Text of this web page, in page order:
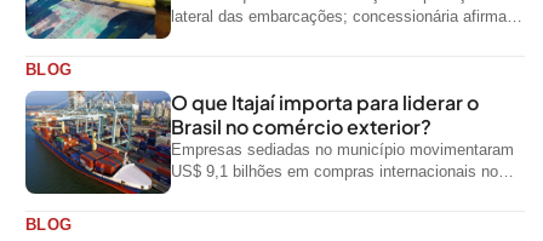
lateral das embarcações; concessionária afirma
BLOG
O que Itajaí importa para liderar o
Brasil no comércio exterior?
Empresas sediadas no município movimentaram
US$ 9,1 bilhões em compras internacionais no
BLOG